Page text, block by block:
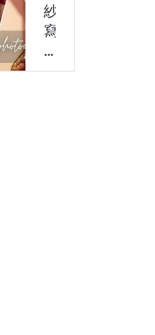
2026
登
結
薦！
自
己
製
紗
寫
真
生